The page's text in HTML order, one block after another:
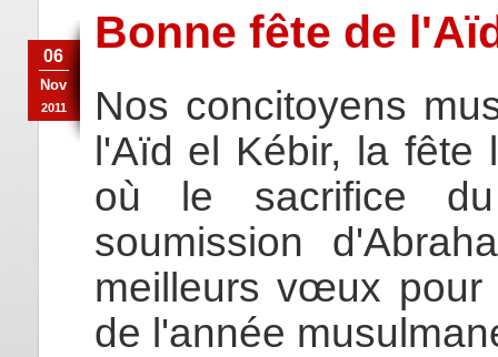
Bonne fête de
06
Nov
2011
Nos concitoyens
l'Aïd el Kébir, la fête
où le sacrifice du
soumission
meilleurs vœux
de l'année